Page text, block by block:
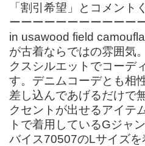
「割引希望」とコメント
ーーーーーーーーーーー
in usawood field
が古着ならではの雰囲気
クスシルエットでコーデ
す。デニムコーデとも相
差し込んであげるだけで
クセントが出せるアイテ
トで着用しているGジャ
バイス70507のLサイズ